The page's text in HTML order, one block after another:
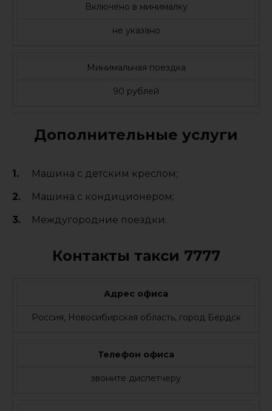
Включено в минималку
не указано
Минимальная поездка
90 рублей
Дополнительные услуги
Машина с детским креслом;
Машина с кондиционером;
Междугородние поездки.
Контакты такси 7777
Адрес офиса
Россия, Новосибирская область, город Бердск
Телефон офиса
звоните диспетчеру